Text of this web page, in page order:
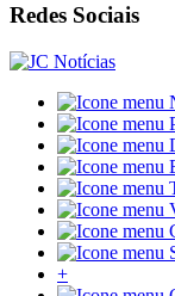
Redes Sociais
+